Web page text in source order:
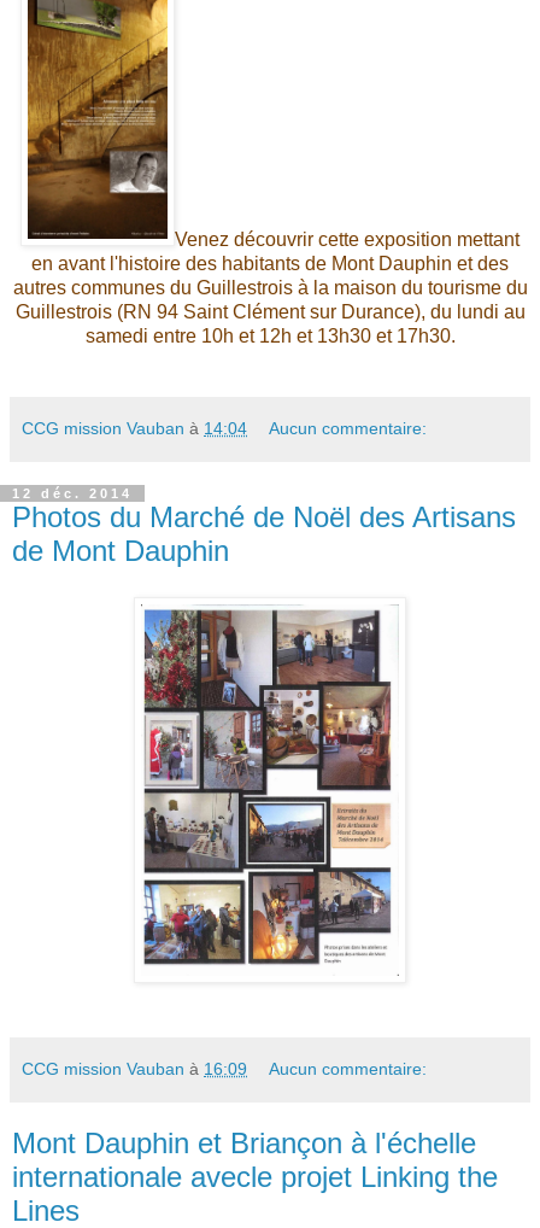
Venez découvrir cette exposition mettant
en avant l'histoire des habitants de Mont Dauphin et des
autres communes du Guillestrois à la maison du tourisme du
Guillestrois (RN 94 Saint Clément sur Durance), du lundi au
samedi entre 10h et 12h et 13h30 et 17h30.
CCG mission Vauban à 14:04 Aucun commentaire:
12 déc. 2014
Photos du Marché de Noël des Artisans
de Mont Dauphin
CCG mission Vauban à 16:09 Aucun commentaire:
Mont Dauphin et Briançon à l'échelle
internationale avecle projet Linking the
Lines